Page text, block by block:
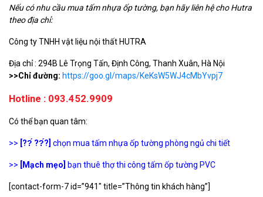
Nếu có nhu cầu mua tấm nhựa ốp tường, bạn hãy liên hệ cho Hutra
theo địa chỉ:
Công ty TNHH vật liệu nội thất HUTRA
Địa chỉ : 294B Lê Trọng Tấn, Định Công, Thanh Xuân, Hà Nội
>>Chỉ đường: https://goo.gl/maps/KeKsW5WJ4cMbYvpj7
Hotline : 093.452.9909
Có thể bạn quan tâm:
>> [??́ ??́?] chọn mua tấm nhựa ốp tường phòng ngủ chi tiết
>> [Mạch mẹo] bạn thuê thợ thi công tấm ốp tường PVC
[contact-form-7 id=”941″ title=”Thông tin khách hàng”]